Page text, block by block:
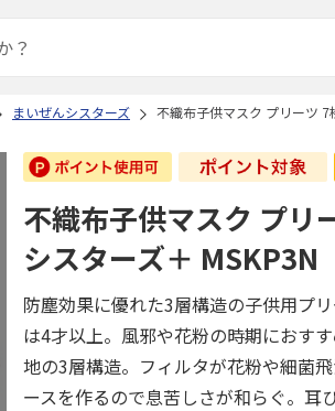
まいぜんシスターズ 不織布子供マスク プリーツ 7
不織布子供マスク プリ
シスターズ＋ MSKP3N
防塵効果に優れた3層構造の子供用プ
は4才以上。風邪や花粉の時期におす
地の3層構造。フィルタが花粉や細菌
ースを作るので息苦しさが和らぐ。耳